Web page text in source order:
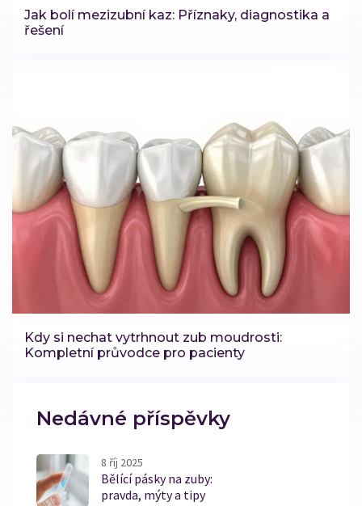
Jak bolí mezizubní kaz: Příznaky, diagnostika a
řešení
Kdy si nechat vytrhnout zub moudrosti:
Kompletní průvodce pro pacienty
Nedávné příspěvky
8 říj 2025
Bělící pásky na zuby:
pravda, mýty a tipy